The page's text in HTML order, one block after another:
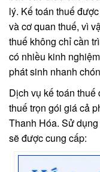
lý. Kế toán thuế
và cơ quan thuế, vì
thuế không chỉ cần
có nhiều kinh
phát sinh nhanh
Dịch vụ kế toán
thuế trọn gói giá cả
Thanh Hóa. Sử
sẽ được cung cấp: